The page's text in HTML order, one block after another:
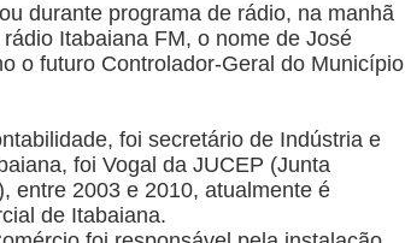
durante programa de rádio, na manhã
Itabaiana FM, o nome de José
o futuro Controlador-Geral do Município
foi secretário de Indústria e
foi Vogal da JUCEP (Junta
entre 2003 e 2010, atualmente é
de Itabaiana.